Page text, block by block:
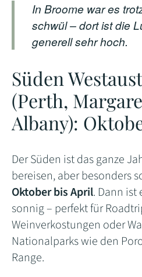
In Broome war es
schwül – dort ist die
generell sehr hoch.
Süden
(Perth,
Albany):
Der Süden ist das ganze
bereisen, aber besonders
Oktober bis April. Dann ist
sonnig – perfekt für
Weinverkostungen oder
Nationalparks wie den
Range.